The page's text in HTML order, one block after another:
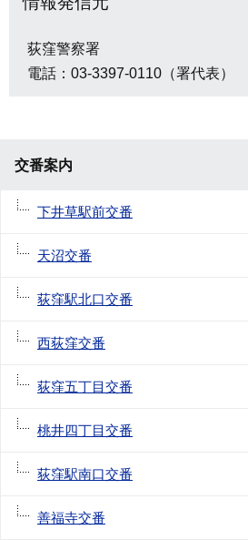
荻窪警察署
電話：03-3397-0110（署代表）
交番案内
下井草駅前交番
天沼交番
荻窪駅北口交番
西荻窪交番
荻窪五丁目交番
桃井四丁目交番
荻窪駅南口交番
善福寺交番